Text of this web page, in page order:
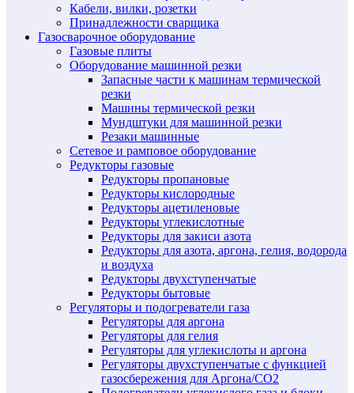
Кабели, вилки, розетки
Принадлежности сварщика
Газосварочное оборудование
Газовые плиты
Оборудование машинной резки
Запасные части к машинам термической
резки
Машины термической резки
Мундштуки для машинной резки
Резаки машинные
Сетевое и рамповое оборудование
Редукторы газовые
Редукторы пропановые
Редукторы кислородные
Редукторы ацетиленовые
Редукторы углекислотные
Редукторы для закиси азота
Редукторы для азота, аргона, гелия, водорода
и воздуха
Редукторы двухступенчатые
Редукторы бытовые
Регуляторы и подогреватели газа
Регуляторы для аргона
Регуляторы для гелия
Регуляторы для углекислоты и аргона
Регуляторы двухступенчатые c функцией
газосбережения для Аргона/СО2